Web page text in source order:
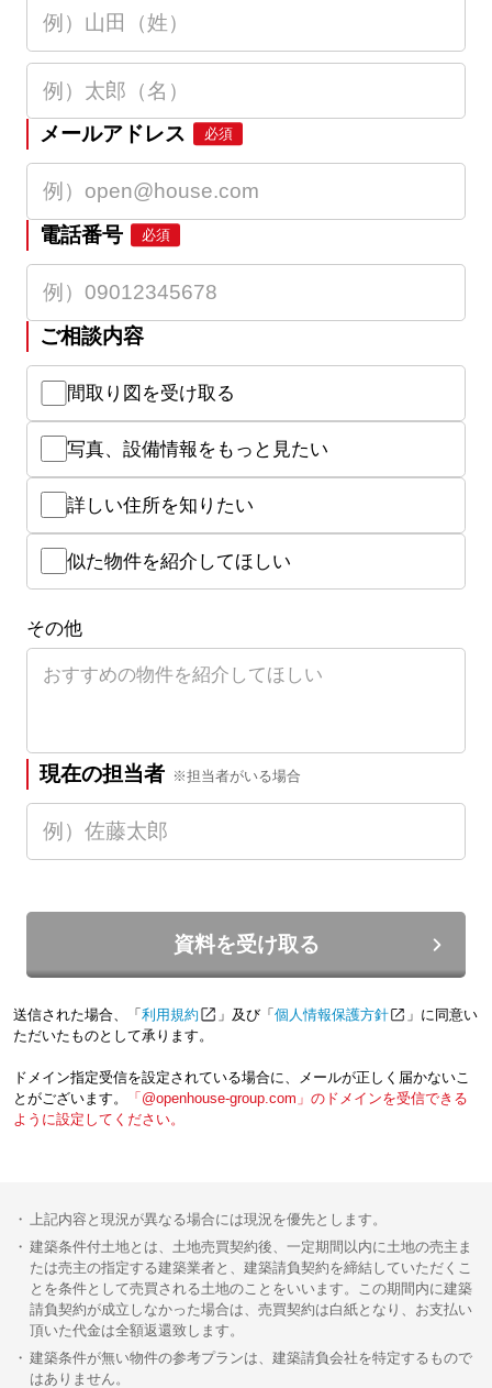
メールアドレス 必須
電話番号 必須
ご相談内容
間取り図を受け取る
写真、設備情報をもっと見たい
詳しい住所を知りたい
似た物件を紹介してほしい
その他
現在の担当者 ※担当者がいる場合
資料を受け取る
送信された場合、「 利用規約 」及び「 個人情報保護方針
」に同意い
ただいたものとして承ります。
ドメイン指定受信を設定されている場合に、メールが正しく届かないこ
とがございます。
「@openhouse-group.com」のドメインを受信できる
ように設定してください。
上記内容と現況が異なる場合には現況を優先とします。
建築条件付土地とは、土地売買契約後、一定期間以内に土地の売主ま
たは売主の指定する建築業者と、建築請負契約を締結していただくこ
とを条件として売買される土地のことをいいます。この期間内に建築
請負契約が成立しなかった場合は、売買契約は白紙となり、お支払い
頂いた代金は全額返還致します。
建築条件が無い物件の参考プランは、建築請負会社を特定するもので
はありません。